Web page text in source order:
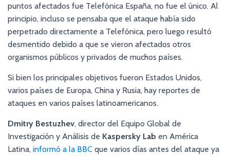
puntos afectados fue Telefónica España, no fue el único. Al
principio, incluso se pensaba que el ataque había sido
perpetrado directamente a Telefónica, pero luego resultó
desmentido debido a que se vieron afectados otros
organismos públicos y privados de muchos países.
Si bien los principales objetivos fueron Estados Unidos,
varios países de Europa, China y Rusia, hay reportes de
ataques en varios países latinoamericanos.
Dmitry Bestuzhev, director del Equipo Global de
Investigación y Análisis de Kaspersky Lab en América
Latina, informó a la BBC que varios días antes del ataque ya